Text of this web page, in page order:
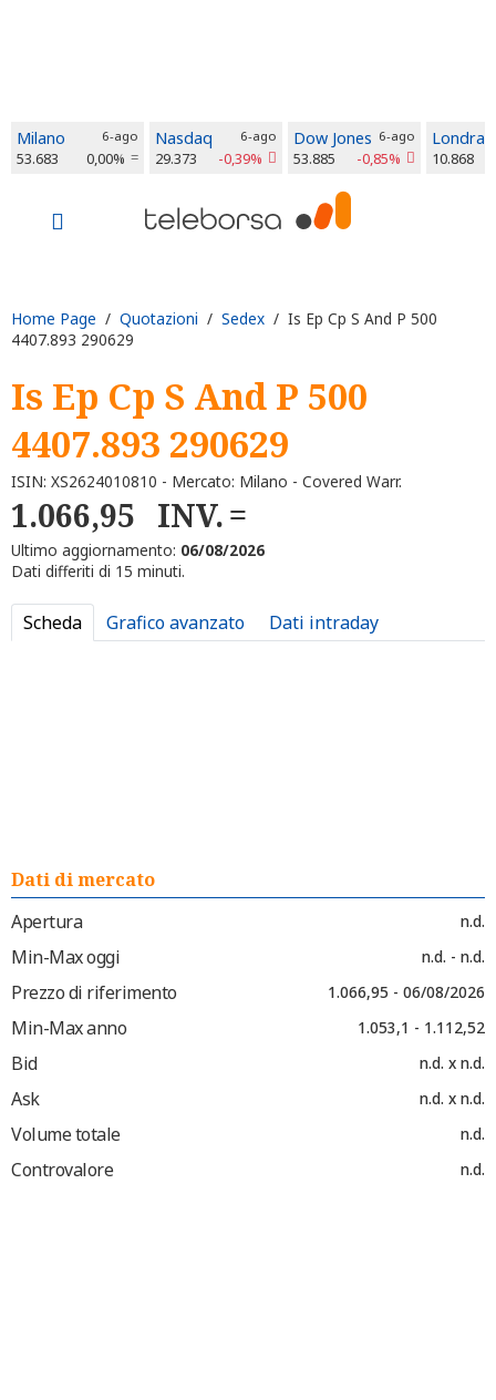
Milano 6-ago
53.683 0,00%
Nasdaq 6-ago
29.373 -0,39%
Dow Jones 6-ago
53.885 -0,85%
Londra
10.868
Home Page / Quotazioni / Sedex / Is Ep Cp S And P 500
4407.893 290629
Is Ep Cp S And P 500
4407.893 290629
ISIN: XS2624010810 - Mercato: Milano - Covered Warr.
1.066,95 INV.
Ultimo aggiornamento: 06/08/2026
Dati differiti di 15 minuti.
Scheda Grafico avanzato Dati intraday
Dati di mercato
Apertura
n.d.
Min-Max oggi n.d. - n.d.
Prezzo di riferimento 1.066,95 - 06/08/2026
Min-Max anno 1.053,1 - 1.112,52
Bid n.d. x n.d.
Ask n.d. x n.d.
Volume totale n.d.
Controvalore n.d.